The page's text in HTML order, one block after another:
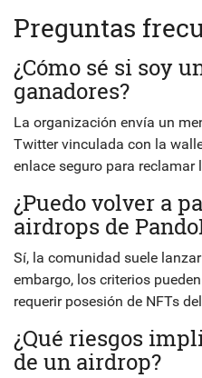
Preguntas
¿Cómo sé si soy
ganadores?
La organización envía un
Twitter vinculada con la
enlace seguro para reclamar
¿Puedo volver a
airdrops de
Sí, la comunidad suele
embargo, los criterios
requerir posesión de NFTs
¿Qué riesgos
de un airdrop?